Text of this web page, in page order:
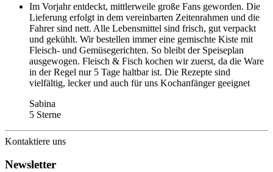
Im Vorjahr entdeckt, mittlerweile große Fans geworden. Die
Lieferung erfolgt in dem vereinbarten Zeitenrahmen und die
Fahrer sind nett. Alle Lebensmittel sind frisch, gut verpackt
und gekühlt. Wir bestellen immer eine gemischte Kiste mit
Fleisch- und Gemüsegerichten. So bleibt der Speiseplan
ausgewogen. Fleisch & Fisch kochen wir zuerst, da die Ware
in der Regel nur 5 Tage haltbar ist. Die Rezepte sind
vielfältig, lecker und auch für uns Kochanfänger geeignet
Sabina
5 Sterne
Kontaktiere uns
Newsletter